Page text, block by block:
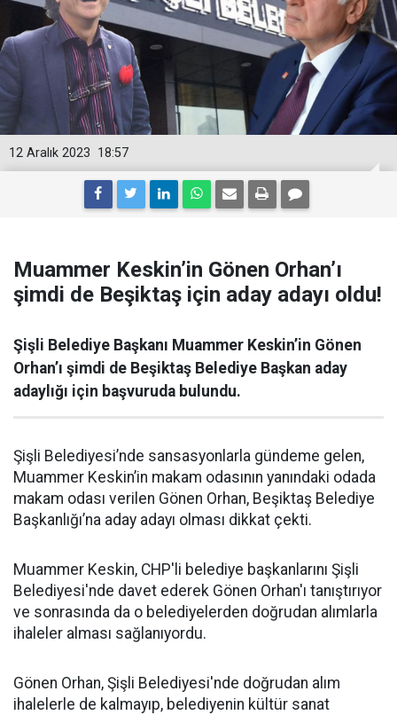
18:57
12 Aralık 2023
Muammer Keskin’in Gönen Orhan’ı
şimdi de Beşiktaş için aday adayı oldu!
Şişli Belediye Başkanı Muammer Keskin’in Gönen
Orhan’ı şimdi de Beşiktaş Belediye Başkan aday
adaylığı için başvuruda bulundu.
Şişli Belediyesi’nde sansasyonlarla gündeme gelen,
Muammer Keskin’in makam odasının yanındaki odada
makam odası verilen Gönen Orhan, Beşiktaş Belediye
Başkanlığı’na aday adayı olması dikkat çekti.
Muammer Keskin, CHP'li belediye başkanlarını Şişli
Belediyesi'nde davet ederek Gönen Orhan'ı tanıştırıyor
ve sonrasında da o belediyelerden doğrudan alımlarla
ihaleler alması sağlanıyordu.
Gönen Orhan, Şişli Belediyesi'nde doğrudan alım
ihalelerle de kalmayıp, belediyenin kültür sanat